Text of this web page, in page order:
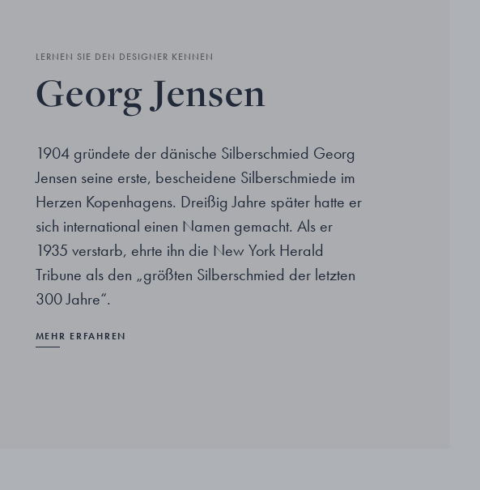
LERNEN SIE DEN DESIGNER KENNEN
Georg Jensen
1904 gründete der dänische Silberschmied Georg
Jensen seine erste, bescheidene Silberschmiede im
Herzen Kopenhagens. Dreißig Jahre später hatte er
sich international einen Namen gemacht. Als er
1935 verstarb, ehrte ihn die New York Herald
Tribune als den „größten Silberschmied der letzten
300 Jahre“.
MEHR ERFAHREN